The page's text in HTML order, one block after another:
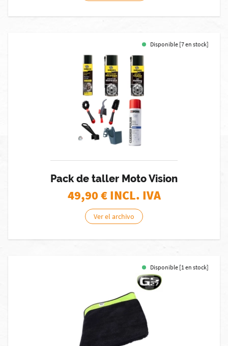
Disponible [7 en stock]
Pack de taller Moto Vision
49,90€ INCL. IVA
Ver el archivo
Disponible [1 en stock]